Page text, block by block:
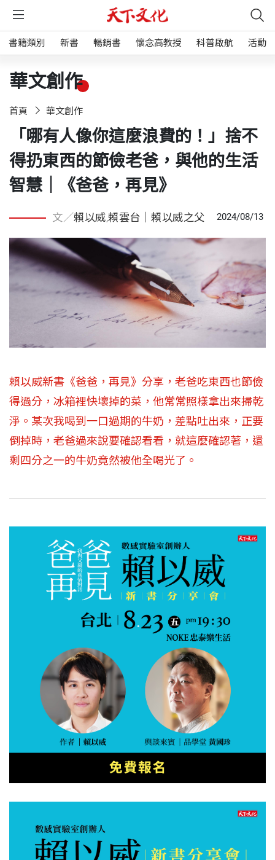
書籍類別 新書 暢銷書 懷念高教授 科普啟航 活動
華文創作
首頁 華文創作
「哪有人像你這麼浪費的！」捨不
得扔東西的節儉老爸，與他的生活
智慧｜《爸爸，再見》
文／賴以威,賴雲台｜賴以威之父 2024/08/13
賴以威新書《爸爸，再見》分享，老爸吃東西也節儉
得過分，冰箱裡快壞掉的菜，他常常照樣拿出來掃乾
淨。某次我喝到一口過期的牛奶，差點吐出來，正要
倒掉時，老爸過來說要確認看看，就這麼確認著，還
剩四分之一的牛奶竟然被他全喝光了。